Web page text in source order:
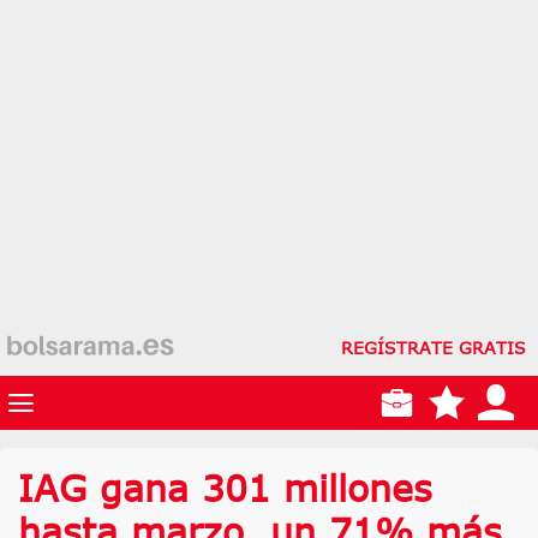
REGÍSTRATE GRATIS
IAG gana 301 millones